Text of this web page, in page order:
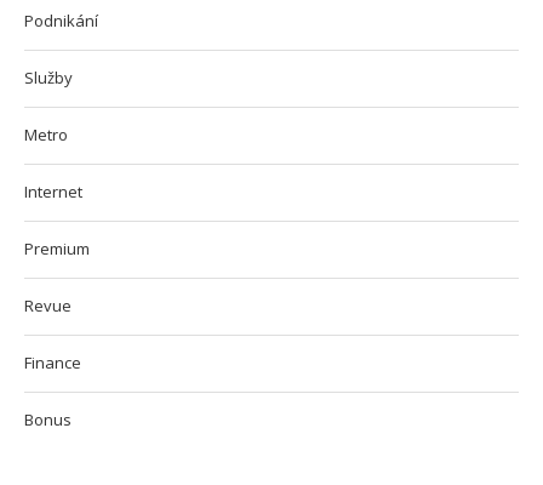
Podnikání
Služby
Metro
Internet
Premium
Revue
Finance
Bonus